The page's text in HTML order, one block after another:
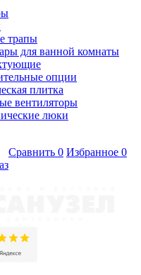
трапы
для ванной комнаты
опции
плитка
вентиляторы
люки
Сравнить 0 Избранное 0